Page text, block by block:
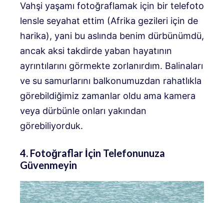
Vahşi yaşamı fotoğraflamak için bir telefoto
lensle seyahat ettim (Afrika gezileri için de
harika), yani bu aslında benim dürbünümdü,
ancak aksi takdirde yaban hayatının
ayrıntılarını görmekte zorlanırdım. Balinaları
ve su samurlarını balkonumuzdan rahatlıkla
görebildiğimiz zamanlar oldu ama kamera
veya dürbünle onları yakından
görebiliyorduk.
4. Fotoğraflar İçin Telefonunuza
Güvenmeyin